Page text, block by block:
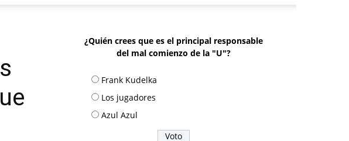
¿Quién crees que es el principal responsable
del mal comienzo de la "U"?
Frank Kudelka
Los jugadores
Azul Azul